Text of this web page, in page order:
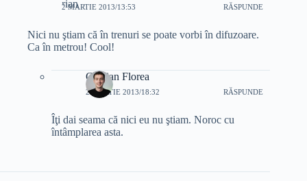
2 MARTIE 2013/13:53 RĂSPUNDE
Nici nu ştiam că în trenuri se poate vorbi în difuzoare.
Ca în metrou! Cool!
Cristian Florea
2 MARTIE 2013/18:32 RĂSPUNDE
Îţi dai seama că nici eu nu ştiam. Noroc cu
întâmplarea asta.